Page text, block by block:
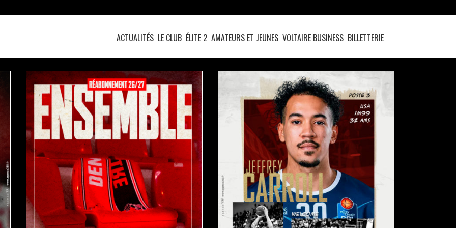
ACTUALITÉS LE CLUB ÉLITE 2 AMATEURS ET JEUNES VOLTAIRE BUSINESS BILLETTERIE
LA CAMPAGNE DE RÉABONNEMENT EST OUVERTE
!
actualités pro b
JEFFREY CARROLL JR VIENT COMPLÉTER
L’EFFECTIF POUR LA SAISON 2026/2027
actualités pro b